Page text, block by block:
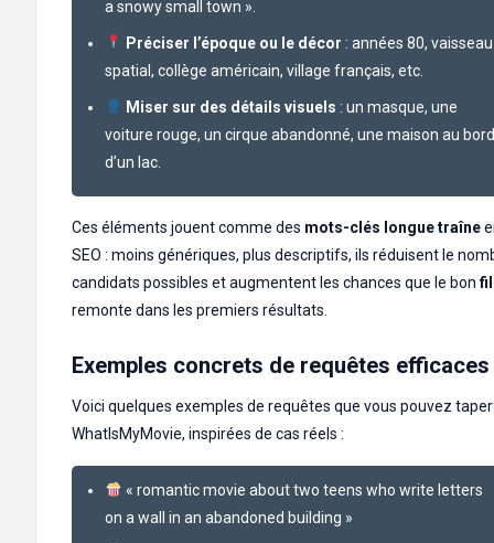
a snowy small town ».
Préciser l’époque ou le décor : années 80, vaisseau
spatial, collège américain, village français, etc.
Miser sur des détails visuels : un masque, une
voiture rouge, un cirque abandonné, une maison au bord
d’un lac.
Ces éléments jouent comme des mots-clés longue traîne
SEO : moins génériques, plus descriptifs, ils réduisent le
candidats possibles et augmentent les chances que le bon
remonte dans les premiers résultats.
Exemples concrets de requêtes efficaces
Voici quelques exemples de requêtes que vous pouvez
WhatIsMyMovie, inspirées de cas réels :
« romantic movie about two teens who write letters
on a wall in an abandoned building »